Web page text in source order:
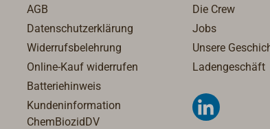
AGB
Datenschutzerklärung
Widerrufsbelehrung
Online-Kauf widerrufen
Batteriehinweis
Kundeninformation
ChemBiozidDV
Die Crew
Jobs
Unsere
Ladengeschäft